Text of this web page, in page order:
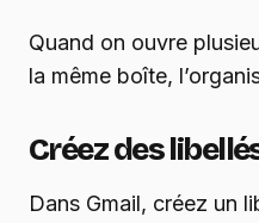
Quand on ouvre
la même boîte,
Créez des
Dans Gmail, créez un